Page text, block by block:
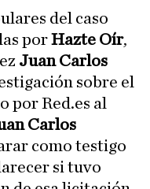
del caso
porHazte Oír,
Juan Carlos
sobre el
por Red.es al
Carlos
como testigo
si tuvo